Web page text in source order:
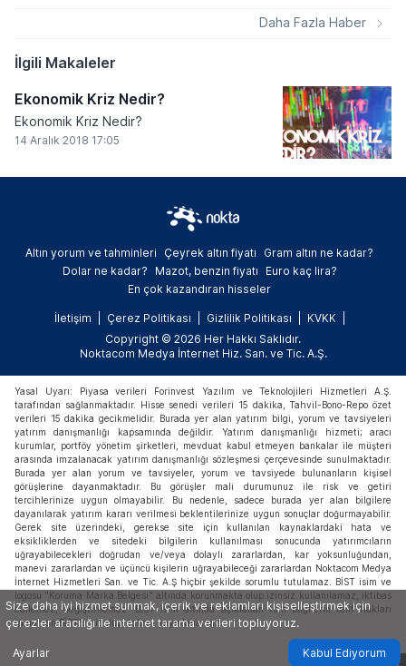
ilaçlarla ilişkilendirilen yan etki bildirimlerinin
komplikasyonlar konusunda kullanıcılara
yönelik uyarılarını sıkılaştırdı.
Daha Fazla Haber
İlgili Makaleler
Ekonomik Kriz Nedir?
Ekonomik Kriz Nedir?
14 Aralık 2018 17:05
Altın yorum ve tahminleri Çeyrek altın fiyatı
Gram altın ne kadar?
Dolar ne kadar?
Mazot, benzin fiyatı
Euro kaç lira?
En çok kazandıran hisseler
İletişim Çerez Politikası Gizlilik Politikası
KVKK
Copyright © 2026 Her Hakkı Saklıdır.
Noktacom Medya İnternet Hiz. San. ve Tic. A.Ş.
Yasal Uyarı: Piyasa verileri Forinvest Yazılım ve Teknolojileri Hizmetleri A.Ş.
tarafından sağlanmaktadır. Hisse senedi verileri 15 dakika, Tahvil-Bono-Repo özet
verileri 15 dakika gecikmelidir. Burada yer alan yatırım bilgi, yorum ve tavsiyeleri
yatırım danışmanlığı kapsamında değildir. Yatırım danışmanlığı hizmeti; aracı
kurumlar, portföy yönetim şirketleri, mevduat kabul etmeyen bankalar ile müşteri
arasında imzalanacak yatırım danışmanlığı sözleşmesi çerçevesinde sunulmaktadır.
Burada yer alan yorum ve tavsiyeler, yorum ve tavsiyede bulunanların kişisel
görüşlerine dayanmaktadır. Bu görüşler mali durumunuz ile risk ve getiri
tercihlerinize uygun olmayabilir. Bu nedenle, sadece burada yer alan bilgilere
dayanılarak yatırım kararı verilmesi beklentilerinize uygun sonuçlar doğurmayabilir.
Gerek site üzerindeki, gerekse site için kullanılan kaynaklardaki hata ve
eksikliklerden ve sitedeki bilgilerin kullanılması sonucunda yatırımcıların
uğrayabilecekleri doğrudan ve/veya dolaylı zararlardan, kar yoksunluğundan,
manevi zararlardan ve üçüncü kişilerin uğrayabileceği zararlardan Noktacom Medya
İnternet Hizmetleri San. ve Tic. A.Ş hiçbir şekilde sorumlu tutulamaz. BİST isim ve
logosu "Koruma Marka Belgesi" altında korunmakta olup izinsiz kullanılamaz, iktibas
edilemez, değiştirilemez. BİST ismi altında açıklanan tüm bilgilerin telif hakları
tamamen BİST'e ait olup, tekrar yayınlanamaz.
Size daha iyi hizmet sunmak, içerik ve reklamları kişiselleştirmek için
çerezler aracılığı ile internet tarama verileri topluyoruz.
Ayarlar Kabul Ediyorum
X